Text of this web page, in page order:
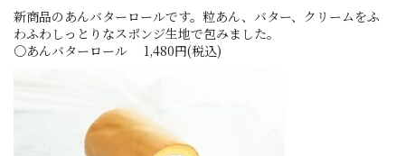
新商品のあんバターロールです。粒あん、バター、クリームをふ
わふわしっとりなスポンジ生地で包みました。
〇あんバターロール 1,480円(税込)